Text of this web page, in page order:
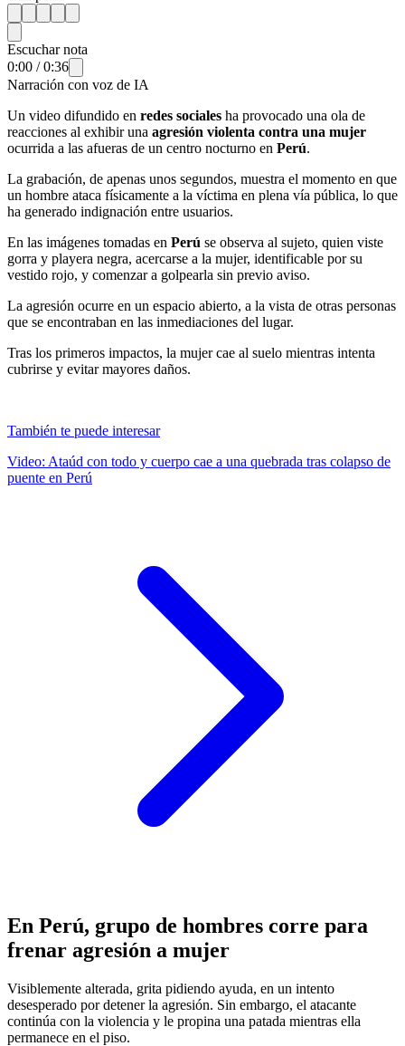
Escuchar nota
0:00 /0:36
Narración con voz de IA
Un video difundido en redes sociales ha provocado una ola de
reacciones al exhibir una agresión violenta contra una mujer
ocurrida a las afueras de un centro nocturno en Perú.
La grabación, de apenas unos segundos, muestra el momento en que
un hombre ataca físicamente a la víctima en plena vía pública, lo que
ha generado indignación entre usuarios.
En las imágenes tomadas en Perú se observa al sujeto, quien viste
gorra y playera negra, acercarse a la mujer, identificable por su
vestido rojo, y comenzar a golpearla sin previo aviso.
La agresión ocurre en un espacio abierto, a la vista de otras personas
que se encontraban en las inmediaciones del lugar.
Tras los primeros impactos, la mujer cae al suelo mientras intenta
cubrirse y evitar mayores daños.
También te puede interesar
Video: Ataúd con todo y cuerpo cae a una quebrada tras colapso de
puente en Perú
En Perú, grupo de hombres corre para
frenar agresión a mujer
Visiblemente alterada, grita pidiendo ayuda, en un intento
desesperado por detener la agresión. Sin embargo, el atacante
continúa con la violencia y le propina una patada mientras ella
permanece en el piso.